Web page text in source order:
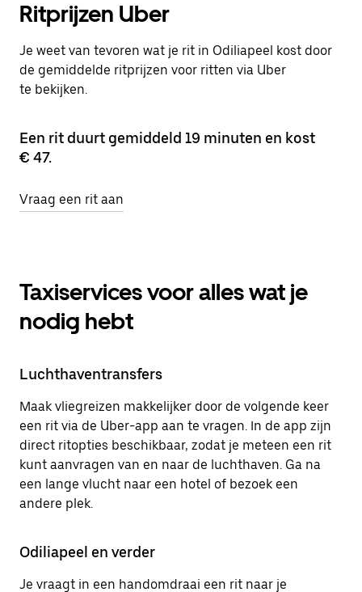
Ritprijzen Uber
Je weet van tevoren wat je rit in Odiliapeel kost door
de gemiddelde ritprijzen voor ritten via Uber
te bekijken.
Een rit duurt gemiddeld 19 minuten en kost
€ 47.
Vraag een rit aan
Taxiservices voor alles wat je
nodig hebt
Luchthaventransfers
Maak vliegreizen makkelijker door de volgende keer
een rit via de Uber-app aan te vragen. In de app zijn
direct ritopties beschikbaar, zodat je meteen een rit
kunt aanvragen van en naar de luchthaven. Ga na
een lange vlucht naar een hotel of bezoek een
andere plek.
Odiliapeel en verder
Je vraagt in een handomdraai een rit naar je